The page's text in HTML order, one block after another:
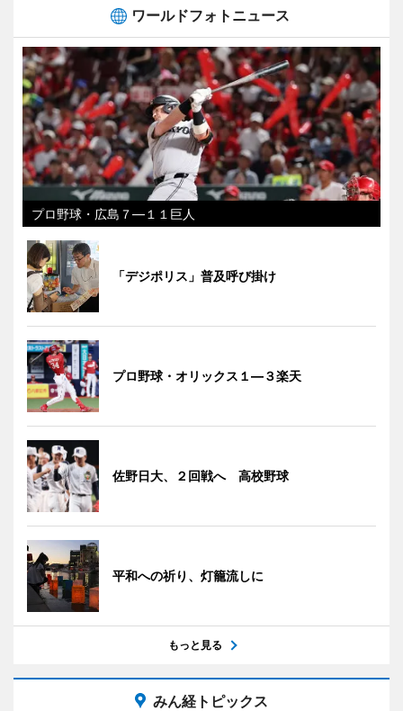
ワールドフォトニュース
プロ野球・広島７―１１巨人
「デジポリス」普及呼び掛け
プロ野球・オリックス１―３楽天
佐野日大、２回戦へ 高校野球
平和への祈り、灯籠流しに
もっと見る
みん経トピックス